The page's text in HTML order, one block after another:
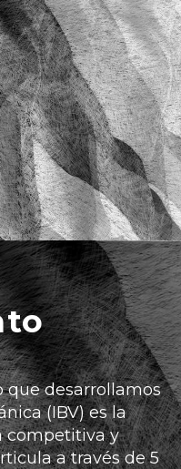
que desarrollamos
(IBV) es la
competitiva y
a través de 5